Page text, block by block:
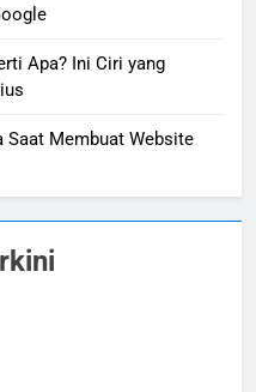
Apa? Ini Ciri yang
Saat Membuat Website